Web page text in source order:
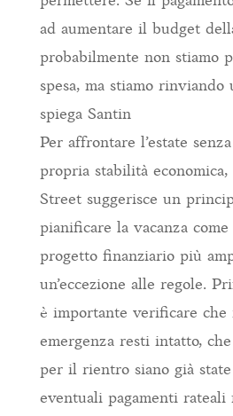
ad aumentare il budget
probabilmente non stiamo
spesa, ma stiamo rinviando
spiega Santin
Per affrontare l’estate
propria stabilità
Street suggerisce un
pianificare la vacanza
progetto finanziario più
un’eccezione alle regole.
è importante verificare
emergenza resti intatto,
per il rientro siano già
eventuali pagamenti rateali